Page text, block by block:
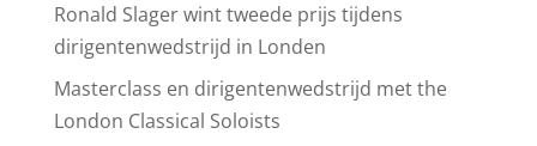
Ronald Slager wint tweede prijs tijdens
dirigentenwedstrijd in Londen
Masterclass en dirigentenwedstrijd met the
London Classical Soloists